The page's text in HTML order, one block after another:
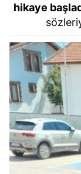
hikaye